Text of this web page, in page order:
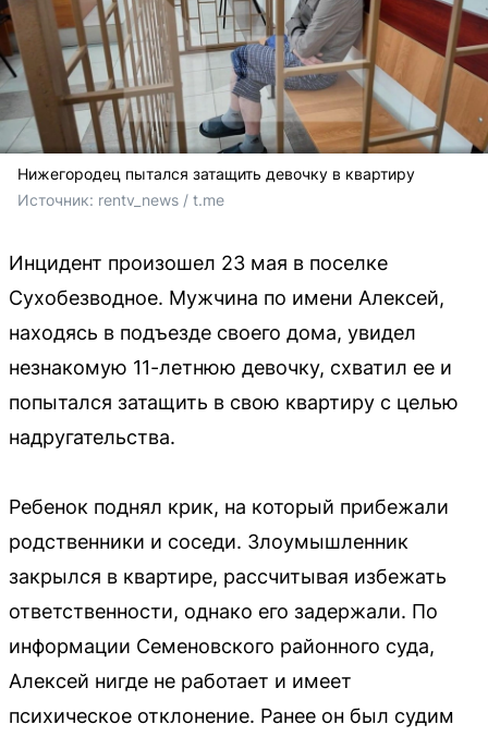
Нижегородец пытался затащить девочку в квартиру
Источник: rentv_news / t.me
Инцидент произошел 23 мая в поселке
Сухобезводное. Мужчина по имени Алексей,
находясь в подъезде своего дома, увидел
незнакомую 11-летнюю девочку, схватил ее и
попытался затащить в свою квартиру с целью
надругательства.
Ребенок поднял крик, на который прибежали
родственники и соседи. Злоумышленник
закрылся в квартире, рассчитывая избежать
ответственности, однако его задержали. По
информации Семеновского районного суда,
Алексей нигде не работает и имеет
психическое отклонение. Ранее он был судим